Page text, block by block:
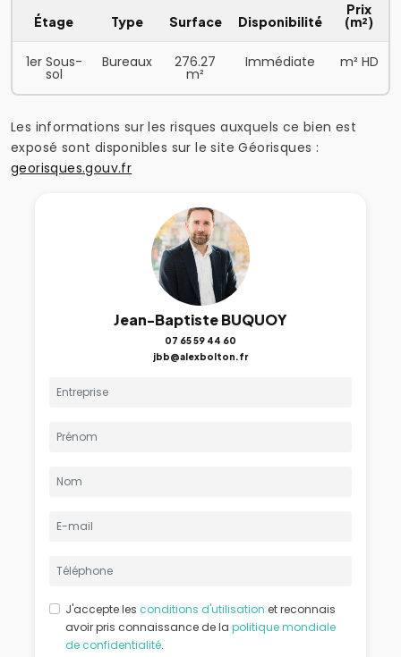
Étage Type Surface Disponibilité
Prix
(m²)
1er Sous-
sol
Bureaux 276.27
m²
Immédiate m² HD
Les informations sur les risques auxquels ce bien est
exposé sont disponibles sur le site Géorisques :
georisques.gouv.fr
Jean-Baptiste BUQUOY
07 65 59 44 60
jbb@alexbolton.fr
J'accepte les conditions d'utilisation et reconnais
avoir pris connaissance de la politique mondiale
de confidentialité.